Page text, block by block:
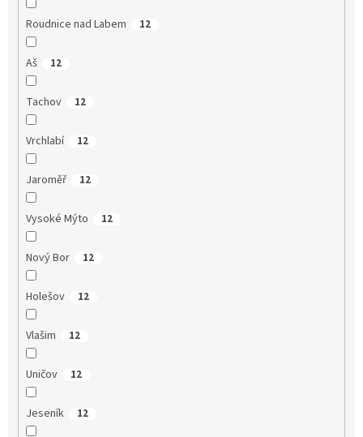
Roudnice nad Labem 12
Aš 12
Tachov 12
Vrchlabí 12
Jaroměř 12
Vysoké Mýto 12
Nový Bor 12
Holešov 12
Vlašim 12
Uničov 12
Jeseník 12